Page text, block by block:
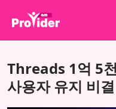
회사 소개
Threads 1억 5
사용자 유지 비결